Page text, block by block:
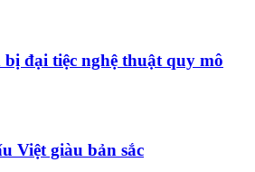
đại tiệc nghệ thuật quy mô
Việt giàu bản sắc